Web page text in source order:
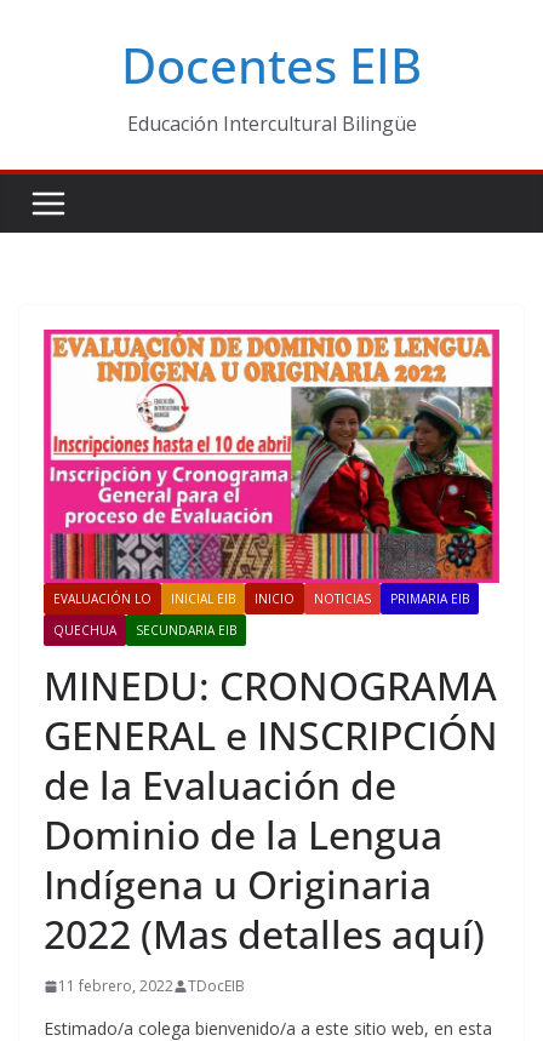
Docentes EIB
Educación Intercultural Bilingüe
EVALUACIÓN LO INICIAL EIB INICIO NOTICIAS
PRIMARIA EIB
QUECHUA
SECUNDARIA EIB
MINEDU: CRONOGRAMA
GENERAL e INSCRIPCIÓN
de la Evaluación de
Dominio de la Lengua
Indígena u Originaria
2022 (Mas detalles aquí)
11 febrero, 2022 TDocEIB
Estimado/a colega bienvenido/a a este sitio web, en esta